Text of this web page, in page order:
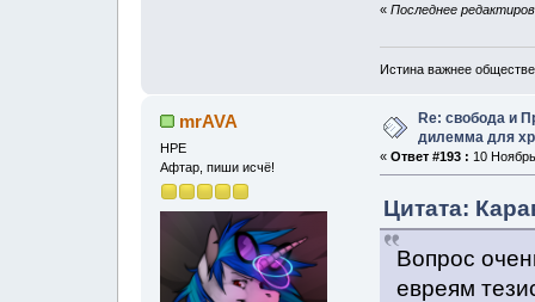
« Последнее
Истина важнее
mrAVA
НРЕ
Афтар, пиши исчё!
Re: свобода и
дилемма для
« Ответ #193 : 10
Цитата:
Вопрос
евреям